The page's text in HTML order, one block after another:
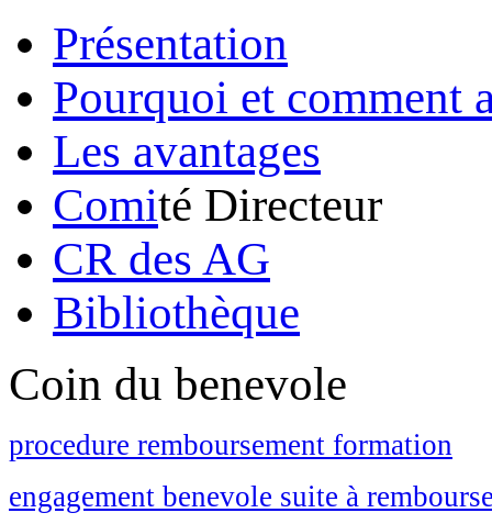
Présentation
Pourquoi et comment
Les avantages
Comité Directeur
CR des AG
Bibliothèque
Coin du benevole
procedure remboursement formation
engagement benevole suite à